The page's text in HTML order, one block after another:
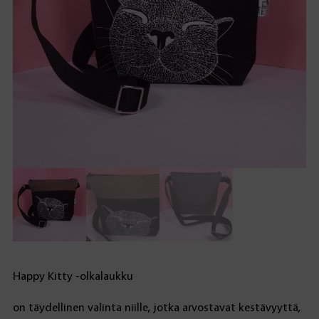
Happy Kitty -olkalaukku
on täydellinen valinta niille, jotka arvostavat kestävyyttä,